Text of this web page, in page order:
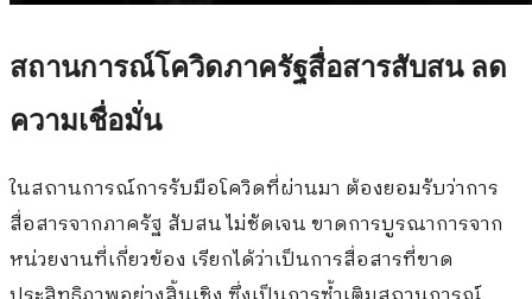
สถานการณ์โควิดภาครัฐสื่อสารสับสน ลด
ความเชื่อมั่น
ในสถานการณ์การรับมือโควิดที่ผ่านมา ต้องยอมรับว่าการ
สื่อสารจากภาครัฐ สับสน ไม่ชัดเจน ขาดการบูรณาการจาก
หน่วยงานที่เกี่ยวข้อง เรียกได้ว่าเป็นการสื่อสารที่ขาด